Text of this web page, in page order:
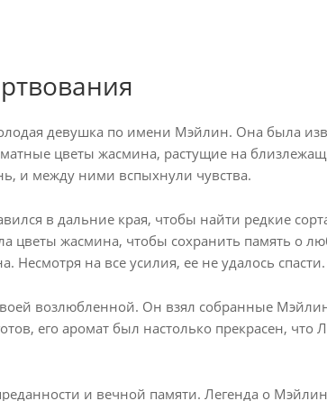
девушка по имени Мэйлин. Она была
цветы жасмина, растущие на
и между ними вспыхнули чувства.
в дальние края, чтобы найти редкие
цветы жасмина, чтобы сохранить память о
на все усилия, ее не удалось спасти.
возлюбленной. Он взял собранные
его аромат был настолько прекрасен, что
и вечной памяти. Легенда о